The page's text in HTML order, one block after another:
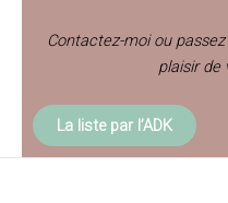
Contactez-moi ou
plaisir de
La liste par l’ADK